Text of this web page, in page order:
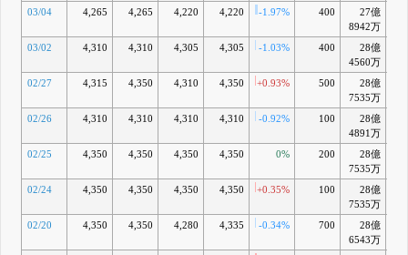
03/04 4,265 4,265 4,220 4,220 -1.97% 400
27億
8942万
03/02 4,310 4,310 4,305 4,305 -1.03% 400
28億
4560万
02/27 4,315 4,350 4,310 4,350 +0.93% 500
28億
7535万
02/26 4,310 4,310 4,310 4,310 -0.92% 100
28億
4891万
02/25 4,350 4,350 4,350 4,350 0% 200
28億
7535万
02/24 4,350 4,350 4,350 4,350 +0.35% 100
28億
7535万
02/20 4,350 4,350 4,280 4,335 -0.34% 700
28億
6543万